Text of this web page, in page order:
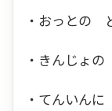
・おっとの
・きんじょ
・てんいん